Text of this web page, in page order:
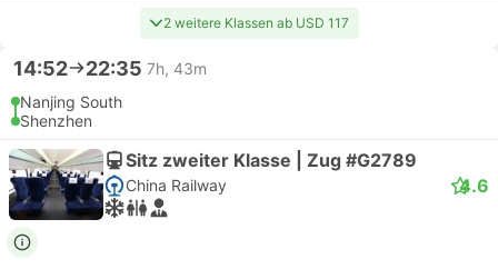
2 weitere Klassen ab USD 117
14:52 22:35 7h, 43m
Nanjing South
Shenzhen
Sitz zweiter Klasse | Zug #G2789
China Railway 4.6